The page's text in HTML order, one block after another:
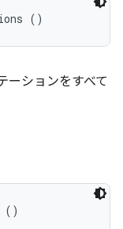
()
ーションをすべて
()